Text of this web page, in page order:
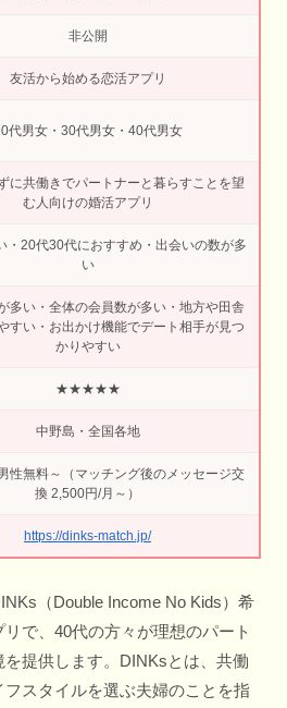
非公開
友活から始める恋活アプリ
代男女・30代男女・40代男女
に共働きでパートナーと暮らすことを望
む人向けの婚活アプリ
・20代30代におすすめ・出会いの数が多
い
多い・全体の会員数が多い・地方や田舎
すい・お出かけ機能でデート相手が見つ
かりやすい
★★★★★
中野島・全国各地
性無料～（マッチング後のメッセージ交
換 2,500円/月～）
https://dinks-match.jp/
（Double Income No Kids）希
で、40代の方々が理想のパート
提供します。DINKsとは、共働
スタイルを選ぶ夫婦のことを指